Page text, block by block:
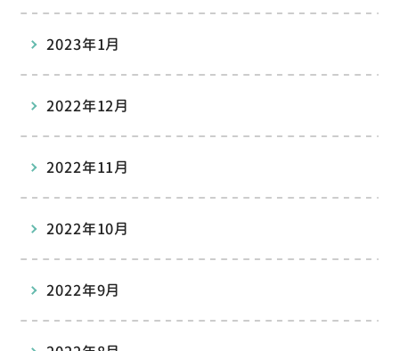
2023年1月
2022年12月
2022年11月
2022年10月
2022年9月